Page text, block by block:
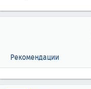
Рекомендации